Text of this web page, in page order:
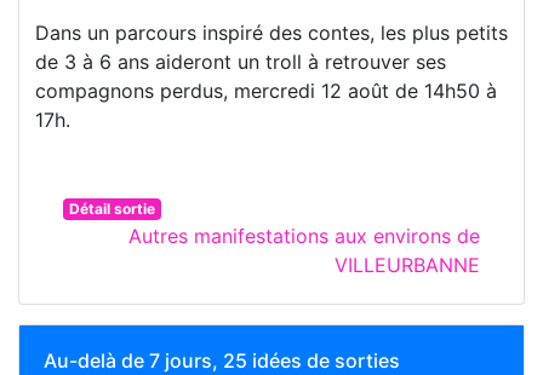
Dans un parcours inspiré des contes, les plus petits
de 3 à 6 ans aideront un troll à retrouver ses
compagnons perdus, mercredi 12 août de 14h50 à
17h.
Détail sortie
Autres manifestations aux environs de
VILLEURBANNE
Au-delà de 7 jours, 25 idées de sorties